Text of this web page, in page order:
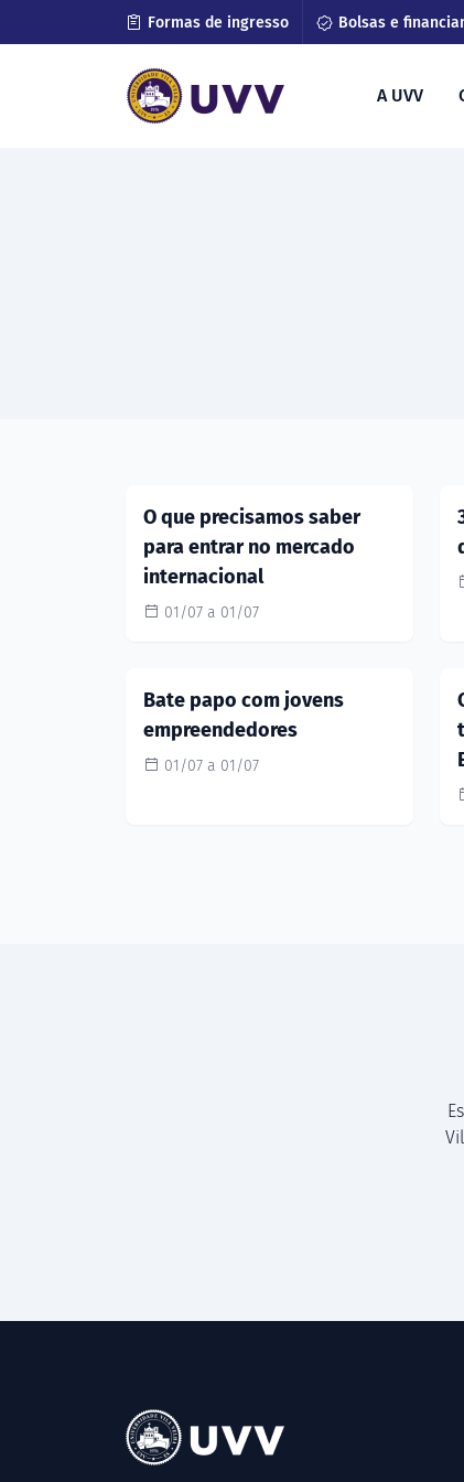
Formas de ingresso Bolsas e
A UVV
O que precisamos saber
para entrar no mercado
internacional
01/07 a 01/07
Bate papo com jovens
empreendedores
01/07 a 01/07